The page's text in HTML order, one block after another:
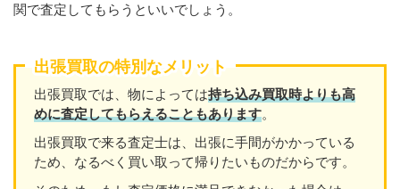
関で査定してもらうといいでしょう。
出張買取の特別なメリット
出張買取では、物によっては持ち込み買取時よりも高
めに査定してもらえることもあります。
出張買取で来る査定士は、出張に手間がかかっている
ため、なるべく買い取って帰りたいものだからです。